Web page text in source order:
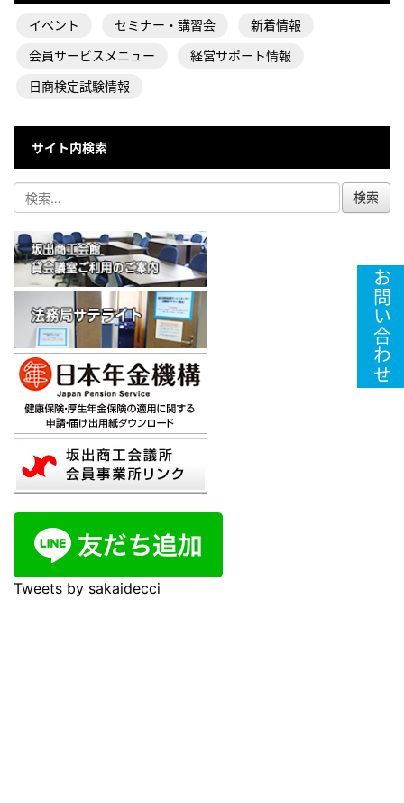
イベント セミナー・講習会
新着情報
会員サービスメニュー
経営サポート情報
日商検定試験情報
サイト内検索
Tweets by sakaidecci
お問い合わせ